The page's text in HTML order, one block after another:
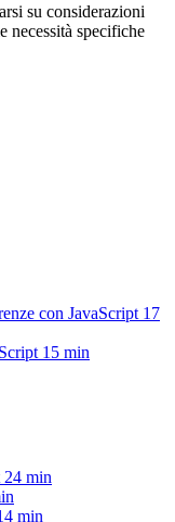
su considerazioni
necessità specifiche
con JavaScript 17
15 min
24 min
min